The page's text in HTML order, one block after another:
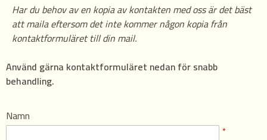
Har du behov av en kopia av kontakten med oss är det bäst
att maila eftersom det inte kommer någon kopia från
kontaktformuläret till din mail.
Använd gärna kontaktformuläret nedan för snabb
behandling.
Namn
*